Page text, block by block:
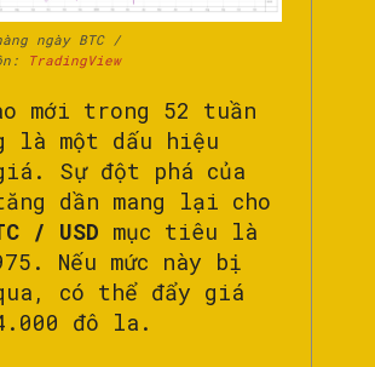
ngày BTC /
TradingView
mới trong 52 tuần
là một dấu hiệu
Sự đột phá của
dần mang lại cho
/ USD mục tiêu là
Nếu mức này bị
có thể đẩy giá
đô la.